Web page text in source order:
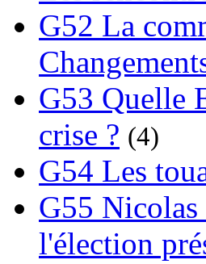
G52 La
G53 Quelle
crise ? (4)
G54 Les
G55 Nicolas
l'élection